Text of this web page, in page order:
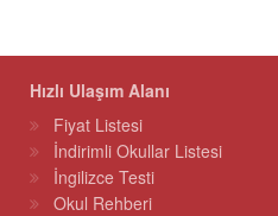
Hızlı Ulaşım Alanı
Fiyat Listesi
İndirimli Okullar Listesi
İngilizce Testi
Okul Rehberi